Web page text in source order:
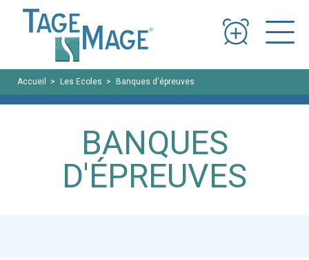
Accueil Les Ecoles Banques d'épreuves
BANQUES
D'ÉPREUVES
Panneau de gestion des cookies